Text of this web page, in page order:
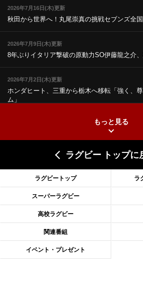
2026年7月16日(木)更新
秋田から世界へ！丸尾崇真の挑戦セブンズ全
2026年7月9日(木)更新
8年ぶりイタリア撃破の原動力SO伊藤龍之介
2026年7月2日(木)更新
ホンダヒート、三重から栃木へ移転「強く、
ム」
2026年6月18日(木)更新
滑川剛人レフリー、早過ぎる引退「27年W杯
2026年6月11日(木)更新
神戸、リーグワン初優勝の道のりデイブ・レ
2026年6月4日(木)更新
“泣き虫先生”こと山口良治氏死去「信は力なり
もっと見る
ラグビー トップに
ラグビートップ ラ
スーパーラグビー
高校ラグビー
関連番組
イベント・プレゼント